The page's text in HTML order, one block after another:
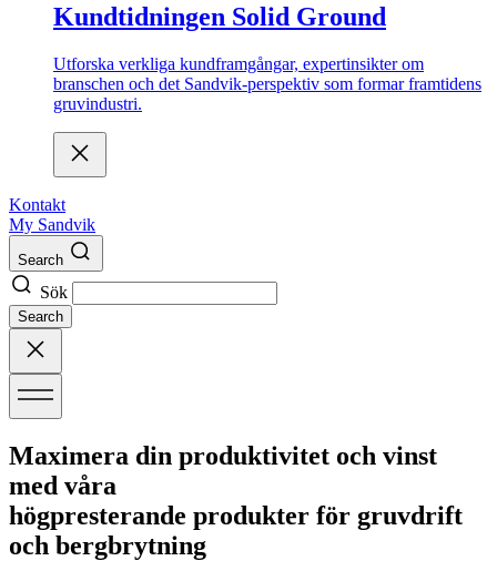
Kundtidningen Solid Ground
Utforska verkliga kundframgångar, expertinsikter om
branschen och det Sandvik-perspektiv som formar framtidens
gruvindustri.
Kontakt
My Sandvik
Search
Sök
Search
Maximera din produktivitet och vinst
med våra
högpresterande produkter för gruvdrift
och bergbrytning